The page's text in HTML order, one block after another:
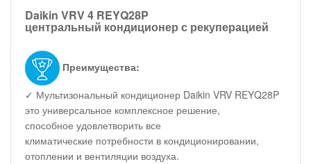
Daikin VRV 4 REYQ28P
центральный кондиционер с рекуперацией
Преимущества:
✓ Мультизональный кондиционер Daikin VRV REYQ28P
это универсальное комплексное решение,
способное удовлетворить все
климатические потребности в кондиционировании,
отоплении и вентиляции воздуха.